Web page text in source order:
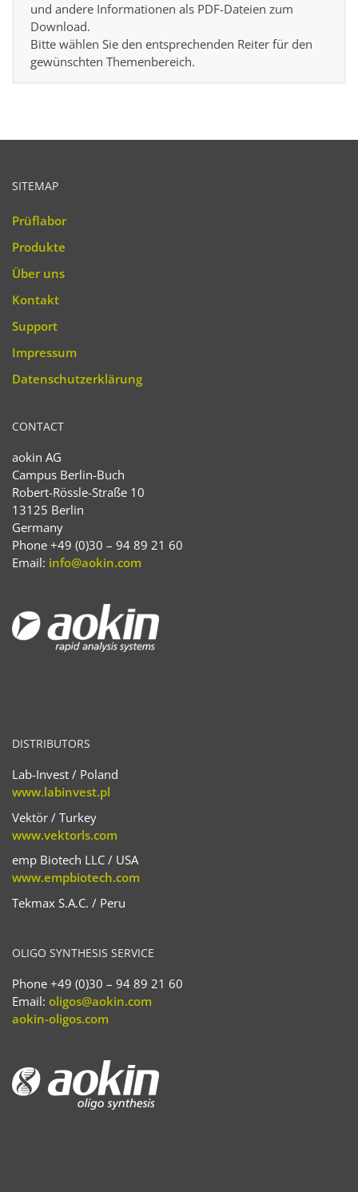
und andere Informationen als PDF-Dateien zum
Download.
Bitte wählen Sie den entsprechenden Reiter für den
gewünschten Themenbereich.
SITEMAP
Prüflabor
Produkte
Über uns
Kontakt
Support
Impressum
Datenschutzerklärung
CONTACT
aokin AG
Campus Berlin-Buch
Robert-Rössle-Straße 10
13125 Berlin
Germany
Phone +49 (0)30 – 94 89 21 60
Email: info@aokin.com
DISTRIBUTORS
Lab-Invest / Poland
www.labinvest.pl
Vektör / Turkey
www.vektorls.com
emp Biotech LLC / USA
www.empbiotech.com
Tekmax S.A.C. / Peru
OLIGO SYNTHESIS SERVICE
Phone +49 (0)30 – 94 89 21 60
Email: oligos@aokin.com
aokin-oligos.com